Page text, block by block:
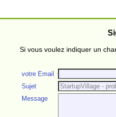
Si vous voulez indiquer un
votre Email
Sujet
Message